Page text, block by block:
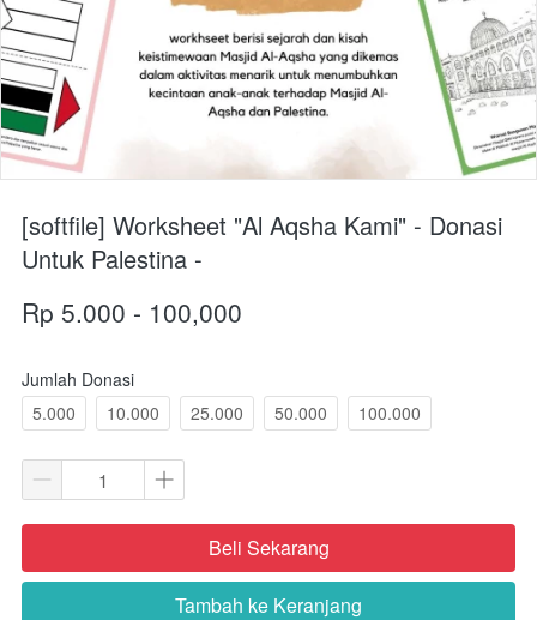
[softfile] Worksheet "Al Aqsha Kami" - Donasi
Untuk Palestina -
Rp 5.000 - 100,000
Jumlah Donasi
5.000
10.000 25.000 50.000 100.000
`Beli Sekarang
`
Tambah ke Keranjang